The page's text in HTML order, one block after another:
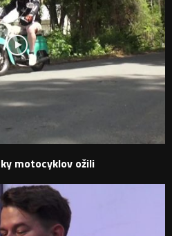
motocyklov ožili